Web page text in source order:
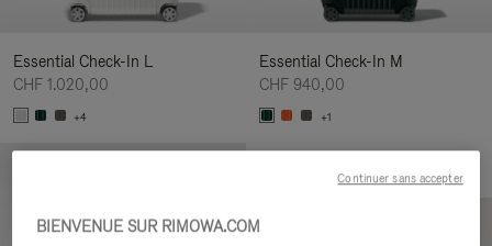
Essential Check-In L
CHF 1.020,00
+4
Essential Check-In M
CHF 940,00
+1
BIENVENUE SUR RIMOWA.COM
Continuer sans accepter